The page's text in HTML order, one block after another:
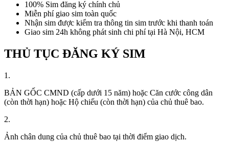
100% Sim đăng ký chính chủ
Miễn phí giao sim toàn quốc
Nhận sim được kiểm tra thông tin sim trước khi thanh toán
Giao sim 24h không phát sinh chi phí tại Hà Nội, HCM
THỦ TỤC ĐĂNG KÝ SIM
1.
BẢN GỐC CMND (cấp dưới 15 năm) hoặc Căn cước công dân
(còn thời hạn) hoặc Hộ chiếu (còn thời hạn) của chủ thuê bao.
2.
Ảnh chân dung của chủ thuê bao tại thời điểm giao dịch.